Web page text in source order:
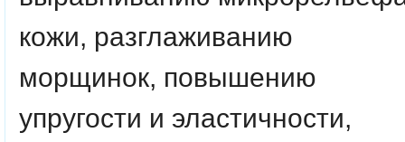
кожи, разглаживанию
морщинок, повышению
упругости и эластичности,